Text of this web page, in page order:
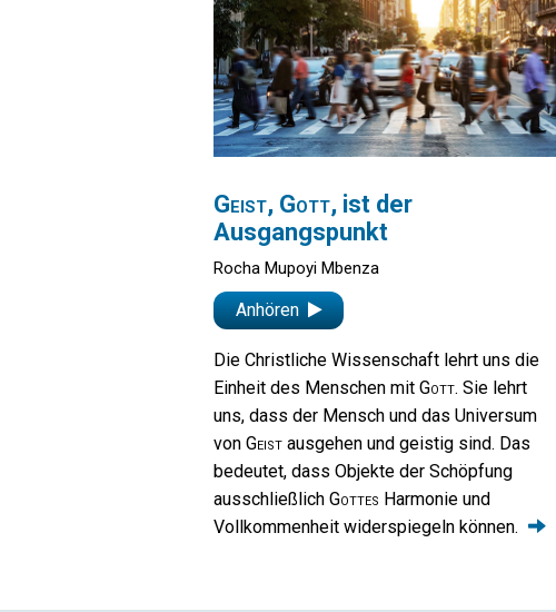
Geist, Gott, ist der
Ausgangspunkt
Rocha Mupoyi Mbenza
Anhören
Die Christliche Wissenschaft lehrt uns die
Einheit des Menschen mit Gott. Sie lehrt
uns, dass der Mensch und das Universum
von Geist ausgehen und geistig sind. Das
bedeutet, dass Objekte der Schöpfung
ausschließlich Gottes Harmonie und
Vollkommenheit widerspiegeln können.